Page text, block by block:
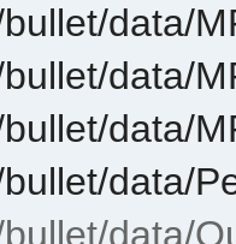
data/
data/
data/
data/
data/